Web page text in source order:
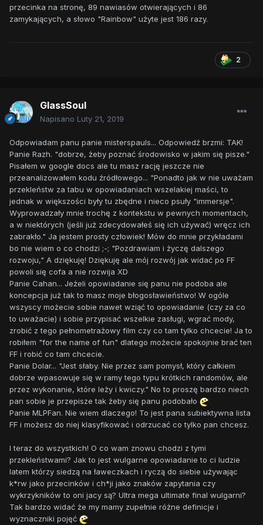
przecinka na stronę, 89 nawiasów otwierających i 86
zamykających, a słowo "Rainbow" użyte jest 186 razy.
2
GlassSoul
Napisano Luty 21, 2019
Odpowiadam panu panie misterspauls... Odpowiedź brzmi: TAK!
Panie Razh. "dobrze, żeby poznać środowisko w jakim się pisze."
Pisałem w google docs ale tu masz rację jeszcze nie
przeanalizowałem kodu źródłowego... "Ponadto jak w nie uważam
przekleństw za tabu w opowiadaniach wszelakiej maści, to
jednak w większości były tu zbędne i nieco psuły "immersje".
Wyprowadzały mnie trochę z kontekstu w pewnych momentach,
a w niektórych (jeśli już zdecydowałeś się ich używać) wręcz ich
zabrakło." Ja jestem prosty człowiek! Mów do mnie przykładami
bo nie wiem o co chodzi ;-; "Pozdrawiam i życzę dalszego
rozwoju," A dziękuję! Dziękuję ale mój rozwój jak widać po FF
powoli się cofa a nie rozwija XD
Panie Cahan... Jeżeli opowiadanie się panu nie podoba ale
koncepcja już tak to masz moje błogosławieństwo! W ogóle
wszyscy możecie sobie nawet wziąć to opowiadanie (czy za co
to uważacie) i sobie przypisać wszelkie zasługi, wgrać mody,
zrobić z tego pełnometrażowy film czy co tam tylko chcecie! Ja to
robiłem "for the name of fun" dlatego możecie spokojnie brać ten
FF i robić co tam chcecie.
Panie Dolar... "Jest słaby. Nie przez sam pomysł, który całkiem
dobrze wpasowuje się w ramy tego typu krótkich randomów, ale
przez wykonanie, które leży i kwiczy." No to proszę bardzo niech
pan sobie je przepisze tak żeby się panu podobało
Panie MLPFan. Nie wiem dlaczego! To jest pana subiektywna lista
FF i możesz do niej klasyfikować i odrzucać co tylko pan chcesz.
I teraz do wszystkich! O co wam znowu chodzi z tymi
przekleństwami? Jak to jest wulgarne opowiadanie to ci ludzie
latem którzy siedzą na ławeczkach i ryczą do siebie używając
k*rw jako przecinków i ch*ji jako znaków zapytania czy
wykrzykników to oni jacy są? Ultra mega ultimate final wulgarni?
Tak bardzo widać że my mamy zupełnie różne definicje i
wyznaczniki pojęć